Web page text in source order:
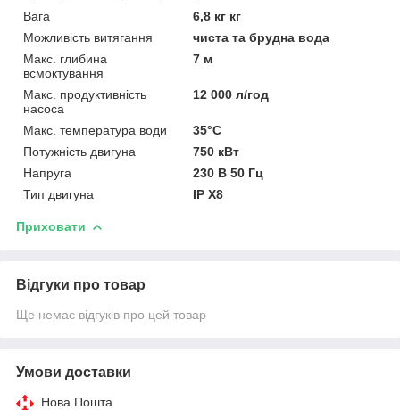
Вага
6,8 кг кг
Можливість витягання
чиста та брудна вода
Макс. глибина
всмоктування
7 м
Макс. продуктивність
насоса
12 000 л/год
Макс. температура води
35°C
Потужність двигуна
750 кВт
Напруга
230 В 50 Гц
Тип двигуна
IP X8
Приховати
Відгуки про товар
Ще немає відгуків про цей товар
Умови доставки
Нова Пошта